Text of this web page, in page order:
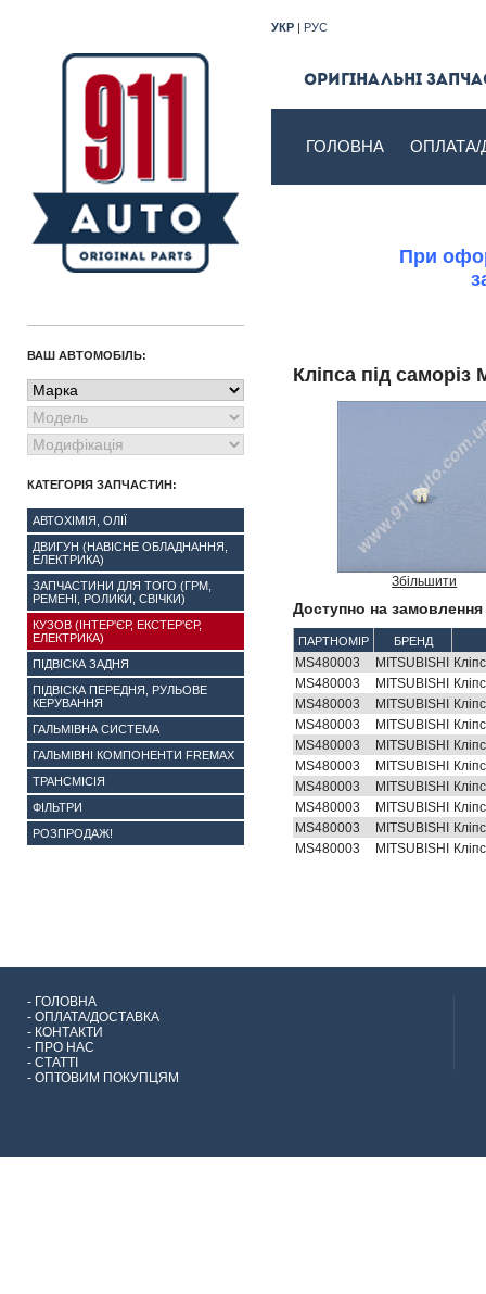
УКР | РУС
Оригінальні
ГОЛОВНА ОПЛАТА/
При
Кліпса під
Збільшити
Доступно на
ПАРТНОМІР БРЕНД
MS480003 MITSUBISHI
MS480003
MITSUBISHI
MS480003
MITSUBISHI
MS480003
MITSUBISHI
MS480003
MITSUBISHI
MS480003
MITSUBISHI
MS480003
MITSUBISHI
MS480003
MITSUBISHI
MS480003
MITSUBISHI
MS480003
MITSUBISHI
ВАШ АВТОМОБІЛЬ:
КАТЕГОРІЯ ЗАПЧАСТИН:
АВТОХІМІЯ, ОЛІЇ
ДВИГУН (НАВІСНЕ ОБЛАДНАННЯ,
ЕЛЕКТРИКА)
ЗАПЧАСТИНИ ДЛЯ ТОГО (ГРМ,
РЕМЕНІ, РОЛИКИ, СВІЧКИ)
КУЗОВ (ІНТЕР'ЄР, ЕКСТЕР'ЄР,
ЕЛЕКТРИКА)
ПІДВІСКА ЗАДНЯ
ПІДВІСКА ПЕРЕДНЯ, РУЛЬОВЕ
КЕРУВАННЯ
ГАЛЬМІВНА СИСТЕМА
ГАЛЬМІВНІ КОМПОНЕНТИ FREMAX
ТРАНСМІСІЯ
ФІЛЬТРИ
РОЗПРОДАЖ!
- ГОЛОВНА
- ОПЛАТА/ДОСТАВКА
- КОНТАКТИ
- ПРО НАС
- СТАТТІ
- ОПТОВИМ ПОКУПЦЯМ